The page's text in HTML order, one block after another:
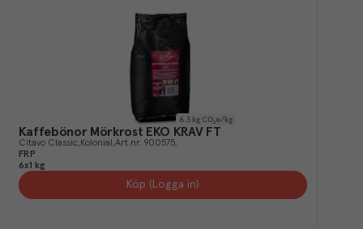
6.3 kg CO₂e/kg
Kaffebönor Mörkrost EKO KRAV FT
Citavo Classic Kolonial Art.nr. 900575
FRP
6x1 kg
Köp (Logga in)